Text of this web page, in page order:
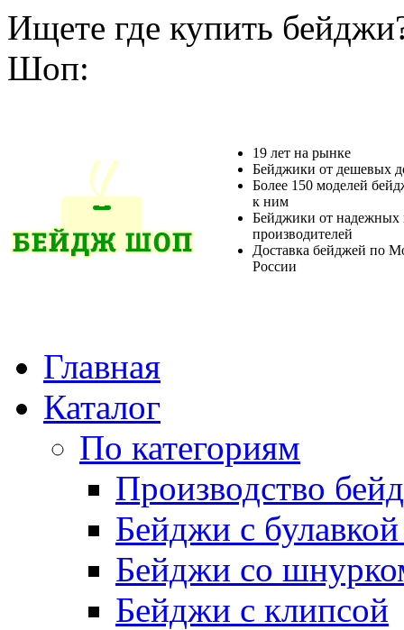
Ищете где купить
Шоп:
19 лет на рынке
Бейджики от дешевых
Более 150 моделей
к ним
Бейджики от надежных
производителей
Доставка бейджей по
России
Главная
Каталог
По категориям
Производство
Бейджи с
Бейджи со
Бейджи с клипсой